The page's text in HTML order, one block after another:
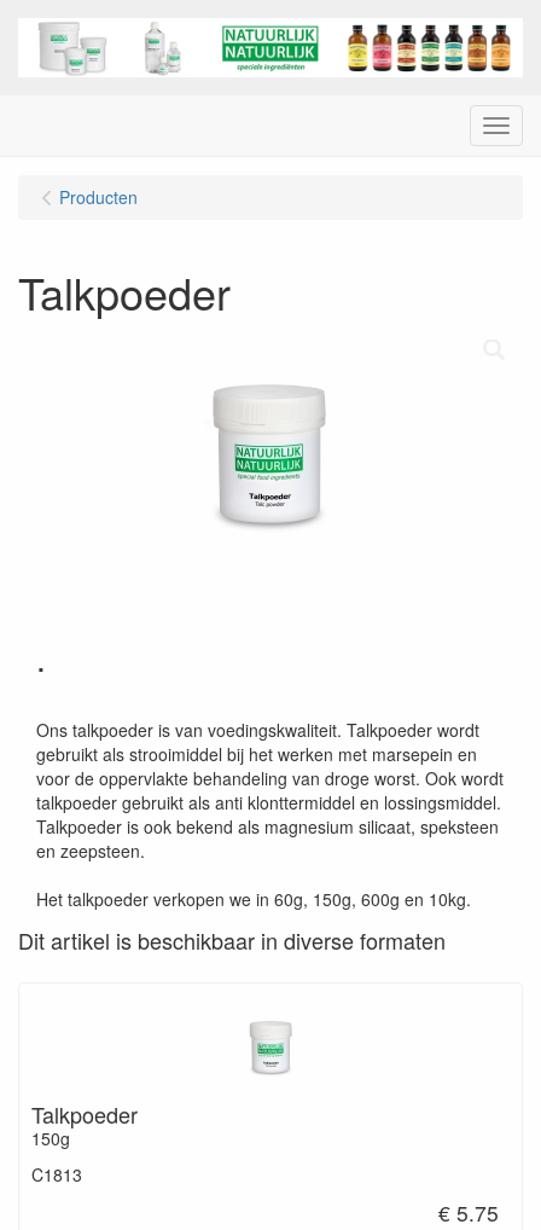
Menu
Producten
Talkpoeder
.
Ons talkpoeder is van voedingskwaliteit. Talkpoeder wordt
gebruikt als strooimiddel bij het werken met marsepein en
voor de oppervlakte behandeling van droge worst. Ook wordt
talkpoeder gebruikt als anti klonttermiddel en lossingsmiddel.
Talkpoeder is ook bekend als magnesium silicaat, speksteen
en zeepsteen.
Het talkpoeder verkopen we in 60g, 150g, 600g en 10kg.
Dit artikel is beschikbaar in diverse formaten
Talkpoeder
150g
C1813
€ 5.75